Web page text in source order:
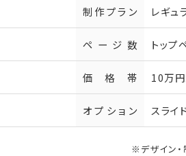
制作プラン レギュ
ページ数 トップ
価格帯 10万
オプション スライ
※デザイン